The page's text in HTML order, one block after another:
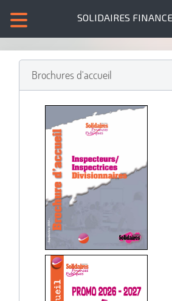
SOLIDAIRES
Brochures d'accueil